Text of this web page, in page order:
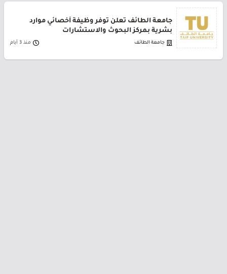
جامعة الطائف تعلن توفر وظيفة أخصائي موارد
بشرية بمركز البحوث والاستشارات
جامعة الطائف منذ 3 أيام